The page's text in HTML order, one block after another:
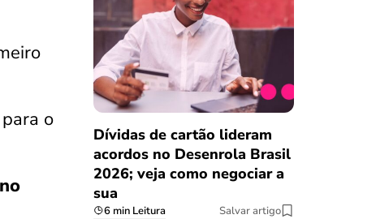
o
Dívidas de cartão lideram
acordos no Desenrola Brasil
2026; veja como negociar a
sua
6 min Leitura Salvar artigo